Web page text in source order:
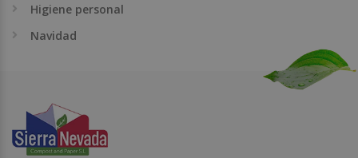
Higiene personal
Navidad